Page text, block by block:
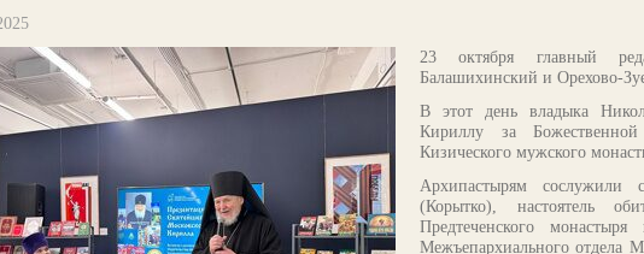
23 октября главный
Балашихинский и Орехово-
В этот день владыка
Кириллу за
Кизического мужского
Архипастырям сослужили
(Корытко), настоятель
Предтеченского
Межъепархиального отдела